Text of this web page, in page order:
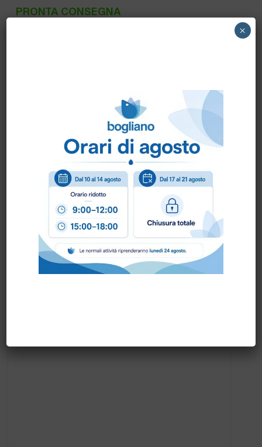
PRONTA CONSEGNA
Come ordinare?
Puoi ordinare chiamando al0172 478161
oppure
scrivendo una mail a
info@bogliano.it
Per ogni informazione siamo a disposizione.
×